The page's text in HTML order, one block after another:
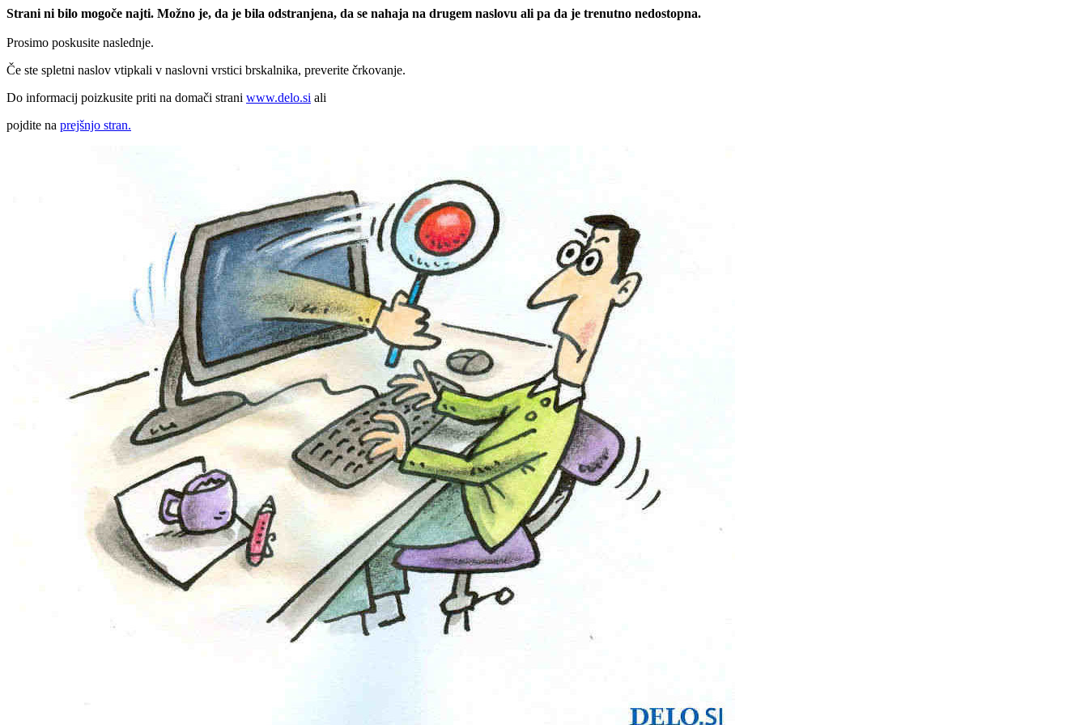
Strani ni bilo mogoče najti. Možno je, da je bila odstranjena, da se nahaja na drugem naslovu ali pa da je trenutno nedostopna.
Prosimo poskusite naslednje.
Če ste spletni naslov vtipkali v naslovni vrstici brskalnika, preverite črkovanje.
Do informacij poizkusite priti na domači strani www.delo.si ali
pojdite na prejšnjo stran.